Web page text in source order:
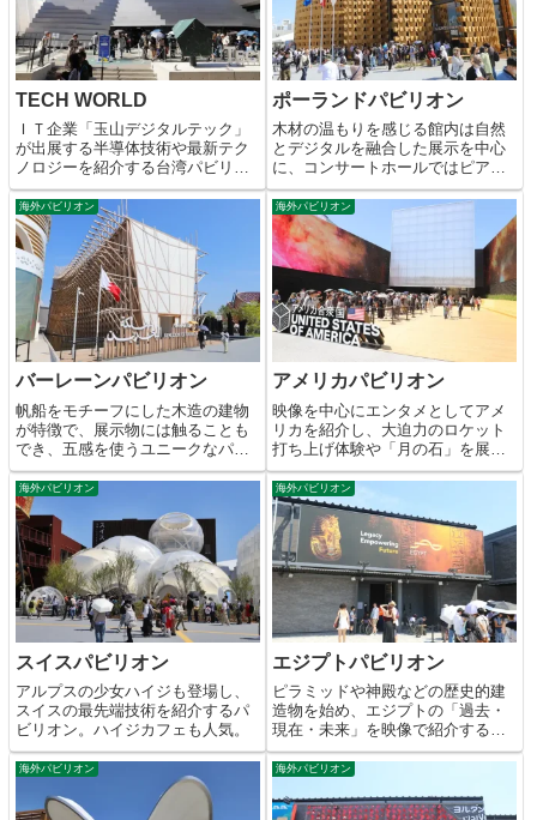
TECH WORLD
ＩＴ企業「玉山デジタルテック」
が出展する半導体技術や最新テク
ノロジーを紹介する台湾パビリオ
ン。
ポーランドパビリオン
木材の温もりを感じる館内は自然
とデジタルを融合した展示を中心
に、コンサートホールではピアノ
リサイタクルも開催。
海外パビリオン
バーレーンパビリオン
帆船をモチーフにした木造の建物
が特徴で、展示物には触ることも
でき、五感を使うユニークなパビ
リオン。
海外パビリオン
アメリカパビリオン
映像を中心にエンタメとしてアメ
リカを紹介し、大迫力のロケット
打ち上げ体験や「月の石」を展示
する人気のパビリオン。
海外パビリオン
スイスパビリオン
アルプスの少女ハイジも登場し、
スイスの最先端技術を紹介するパ
ビリオン。ハイジカフェも人気。
海外パビリオン
エジプトパビリオン
ピラミッドや神殿などの歴史的建
造物を始め、エジプトの「過去・
現在・未来」を映像で紹介するパ
ビリオン。
海外パビリオン 海外パビリオン